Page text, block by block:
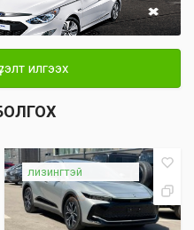
илгээх
лизингтэй